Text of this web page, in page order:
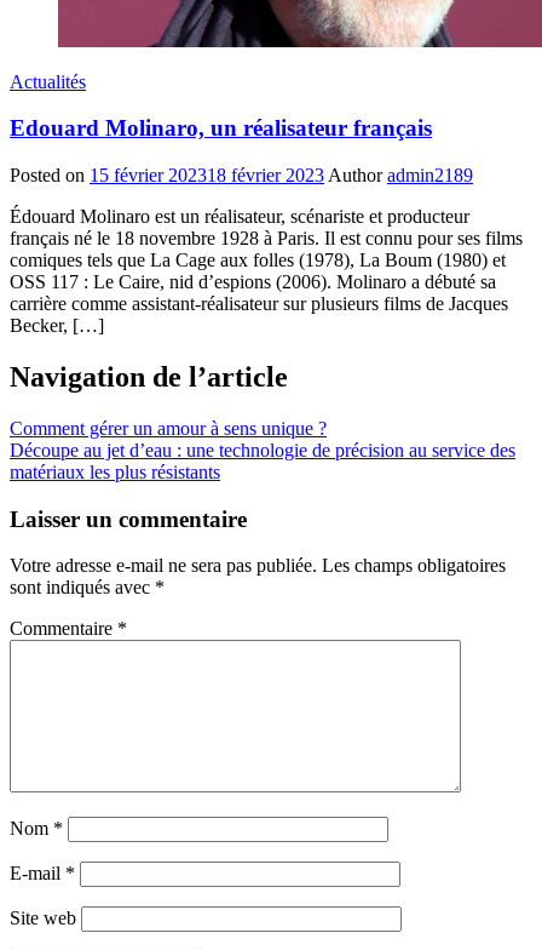
Actualités
Edouard Molinaro, un réalisateur français
Posted on 15 février 202318 février 2023 Author admin2189
Édouard Molinaro est un réalisateur, scénariste et producteur
français né le 18 novembre 1928 à Paris. Il est connu pour ses films
comiques tels que La Cage aux folles (1978), La Boum (1980) et
OSS 117 : Le Caire, nid d’espions (2006). Molinaro a débuté sa
carrière comme assistant-réalisateur sur plusieurs films de Jacques
Becker, […]
Navigation de l’article
Comment gérer un amour à sens unique ?
Découpe au jet d’eau : une technologie de précision au service des
matériaux les plus résistants
Laisser un commentaire
Votre adresse e-mail ne sera pas publiée. Les champs obligatoires
sont indiqués avec *
Commentaire *
Nom *
E-mail *
Site web